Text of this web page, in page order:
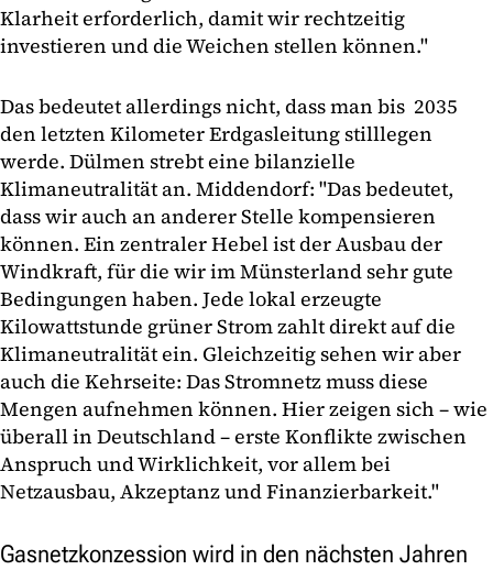
Klarheit erforderlich, damit wir rechtzeitig
investieren und die Weichen stellen können."
Das bedeutet allerdings nicht, dass man bis 2035
den letzten Kilometer Erdgasleitung stilllegen
werde. Dülmen strebt eine bilanzielle
Klimaneutralität an. Middendorf: "Das bedeutet,
dass wir auch an anderer Stelle kompensieren
können. Ein zentraler Hebel ist der Ausbau der
Windkraft, für die wir im Münsterland sehr gute
Bedingungen haben. Jede lokal erzeugte
Kilowattstunde grüner Strom zahlt direkt auf die
Klimaneutralität ein. Gleichzeitig sehen wir aber
auch die Kehrseite: Das Stromnetz muss diese
Mengen aufnehmen können. Hier zeigen sich – wie
überall in Deutschland – erste Konflikte zwischen
Anspruch und Wirklichkeit, vor allem bei
Netzausbau, Akzeptanz und Finanzierbarkeit."
Gasnetzkonzession wird in den nächsten Jahren